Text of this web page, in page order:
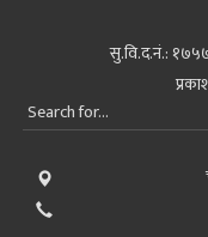
सु.वि.द.नं.: